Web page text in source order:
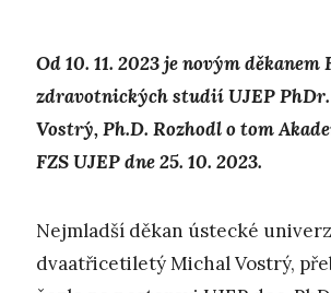
Od 10. 11. 2023 je novým děkanem
zdravotnických studií UJEP
Vostrý, Ph.D. Rozhodl o tom
FZS UJEP dne 25. 10. 2023.
Nejmladší děkan ústecké
dvaatřicetiletý Michal Vostrý,